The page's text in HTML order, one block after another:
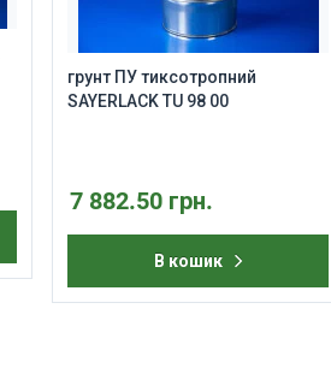
грунт ПУ тиксотропний
SAYERLACK TU 98 00
7 882.50 грн.
В кошик